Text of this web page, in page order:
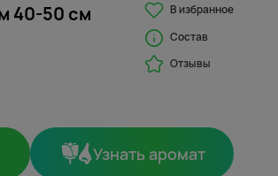
40-50 см
В избранное
Состав
Отзывы
Узнать аромат